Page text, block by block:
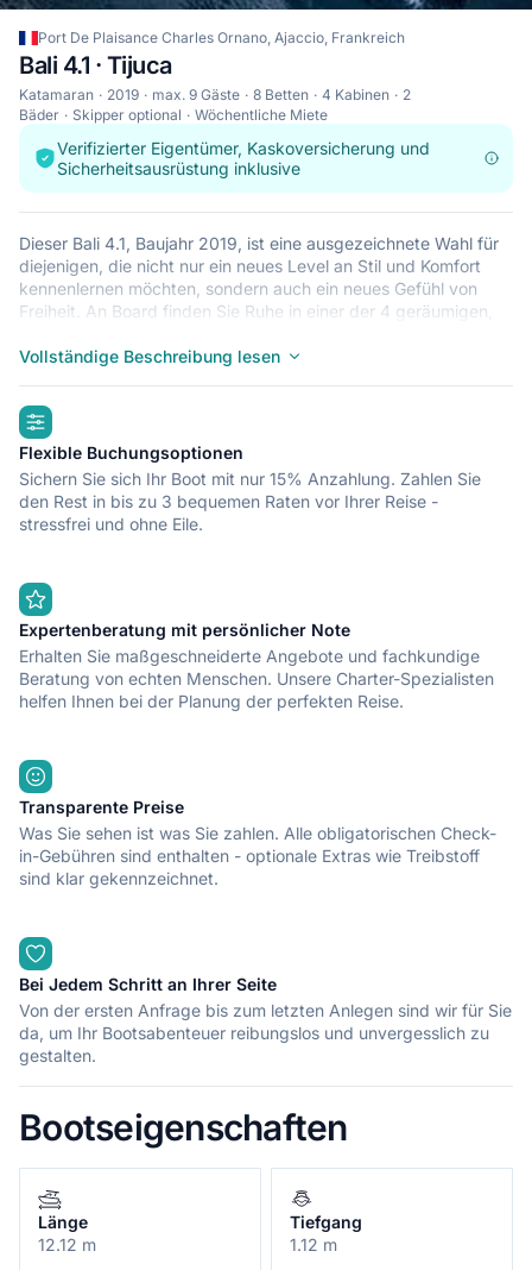
Port De Plaisance Charles Ornano, Ajaccio, Frankreich
Bali 4.1 · Tijuca
Katamaran 2019 max. 9 Gäste 8 Betten 4 Kabinen
2
Bäder
Skipper optional Wöchentliche Miete
Verifizierter Eigentümer, Kaskoversicherung und
Sicherheitsausrüstung inklusive
Dieser Bali 4.1, Baujahr 2019, ist eine ausgezeichnete Wahl für
diejenigen, die nicht nur ein neues Level an Stil und Komfort
kennenlernen möchten, sondern auch ein neues Gefühl von
Freiheit. An Board finden Sie Ruhe in einer der 4 geräumigen,
geweckt. Dieser Katamaran bietet Platz für bis zu 9 Gäste und
mit großen Gruppen oder für die Feier eines besonderen
Events. Wie alle 4.1-Katamarane bietet auch dieses Boot ein
großes Deck, auf dem Sie während der Reise entspannen
können. Er liegt in Port De Plaisance Charles Ornano, Ajaccio:
ein guter Startpunkt, um von dort Frankreich mit dem Boot zu
erkunden. Was immer Sie nun noch an Land halten mag –
dieses Boot sicher nicht!
Vollständige Beschreibung lesen
highlights
Flexible Buchungsoptionen
Sichern Sie sich Ihr Boot mit nur 15% Anzahlung. Zahlen Sie
den Rest in bis zu 3 bequemen Raten vor Ihrer Reise -
stressfrei und ohne Eile.
Expertenberatung mit persönlicher Note
Erhalten Sie maßgeschneiderte Angebote und fachkundige
Beratung von echten Menschen. Unsere Charter-Spezialisten
helfen Ihnen bei der Planung der perfekten Reise.
Transparente Preise
Was Sie sehen ist was Sie zahlen. Alle obligatorischen Check-
in-Gebühren sind enthalten - optionale Extras wie Treibstoff
sind klar gekennzeichnet.
Bei Jedem Schritt an Ihrer Seite
Von der ersten Anfrage bis zum letzten Anlegen sind wir für Sie
da, um Ihr Bootsabenteuer reibungslos und unvergesslich zu
gestalten.
Bootseigenschaften
Länge
12.12 m
Tiefgang
1.12 m